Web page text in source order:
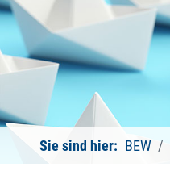
Sie sind hier: BEW